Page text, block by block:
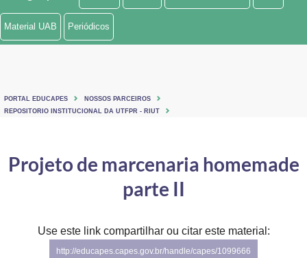
Ministério de Minas e Energia
Ministério do Turismo
Controladoria-Geral da União
Ministério da Mulher, da Família e dos Direitos Humanos
Secretaria-Geral
Material UAB Periódicos
PORTAL EDUCAPES
NOSSOS PARCEIROS
REPOSITORIO INSTITUCIONAL DA UTFPR - RIUT
Projeto de marcenaria homemade
parte II
Use este link compartilhar ou citar este material:
http://educapes.capes.gov.br/handle/capes/1099666